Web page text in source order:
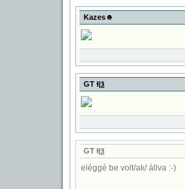
Kazes☻
GT Ɨ|ѯ
GT Ɨ|ѯ
eléggé be volt/ak/ állva :-)